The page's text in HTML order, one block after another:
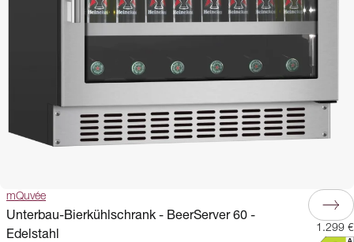
mQuvée
Unterbau-Bierkühlschrank - BeerServer 60 -
Edelstahl
1.299 €